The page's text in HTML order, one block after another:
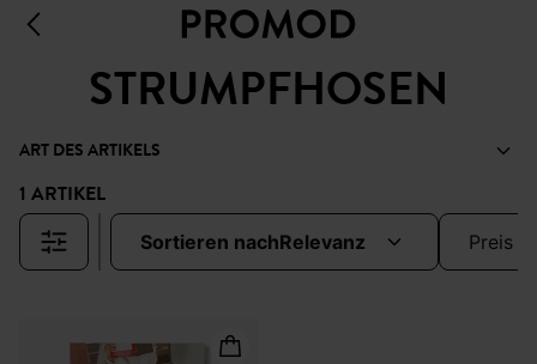
STRUMPFHOSEN
ART DES ARTIKELS
1 ARTIKEL
sortieren nach relevanz preis